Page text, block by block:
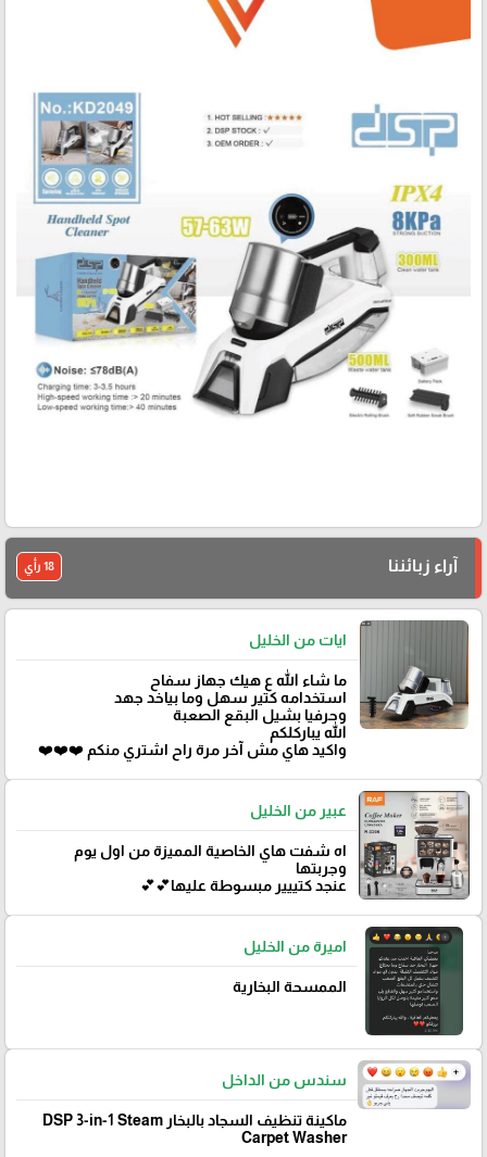
آراء زبائننا 18 رأي
ايات من الخليل
ما شاء الله ع هيك جهاز سفاح
استخدامه كتير سهل وما بياخد جهد
وحرفيا بشيل البقع الصعبة
الله يباركلكم
واكيد هاي مش آخر مرة راح اشتري منكم ❤️❤️❤️
عبير من الخليل
اه شفت هاي الخاصية المميزة من اول يوم
وجربتها
عنجد كتييير مبسوطة عليها💕💕
اميرة من الخليل
الممسحة البخارية
سندس من الداخل
ماكينة تنظيف السجاد بالبخار DSP 3-in-1 Steam
Carpet Washer